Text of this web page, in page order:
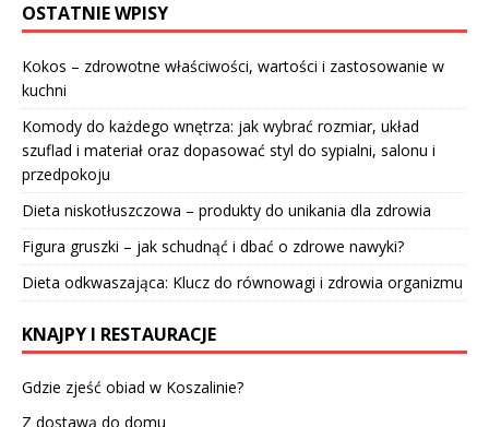
OSTATNIE WPISY
Kokos – zdrowotne właściwości, wartości i zastosowanie w
kuchni
Komody do każdego wnętrza: jak wybrać rozmiar, układ
szuflad i materiał oraz dopasować styl do sypialni, salonu i
przedpokoju
Dieta niskotłuszczowa – produkty do unikania dla zdrowia
Figura gruszki – jak schudnąć i dbać o zdrowe nawyki?
Dieta odkwaszająca: Klucz do równowagi i zdrowia organizmu
KNAJPY I RESTAURACJE
Gdzie zjeść obiad w Koszalinie?
Z dostawą do domu